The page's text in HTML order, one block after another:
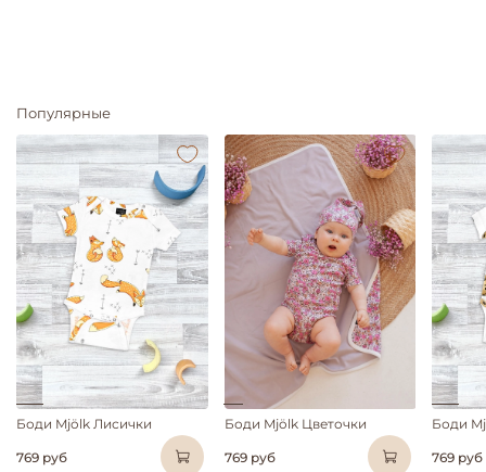
Популярные
Боди Mjölk Лисички
769 руб
Боди Mjölk Цветочки
769 руб
Боди
769 руб